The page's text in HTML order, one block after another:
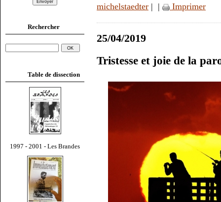
Rechercher
Table de dissection
1997 - 2001 - Les Brandes
michelstaedter | | Imprimer
25/04/2019
Tristesse et joie de la